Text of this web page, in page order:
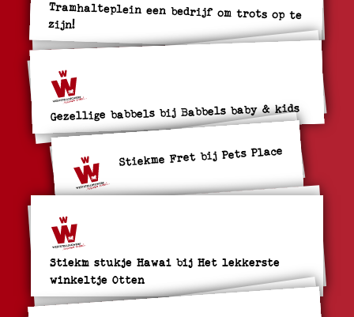
Tramhalteplein een bedrijf om trots op te
zijn!
Gezellige babbels bij Babbels baby & kids
Stiekme Fret bij Pets Place
Stiekm stukje Hawai bij Het lekkerste
winkeltje Otten